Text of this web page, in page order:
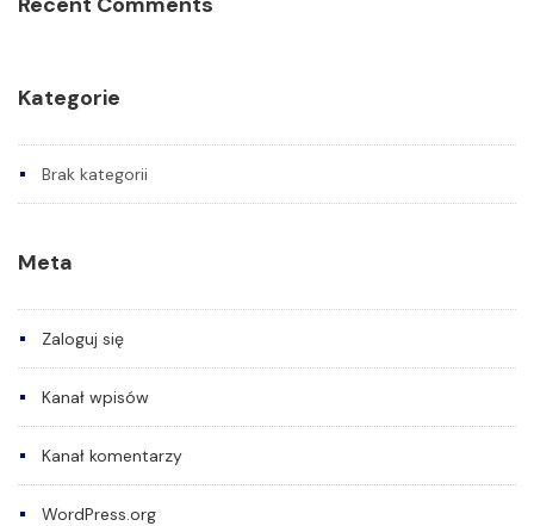
Kategorie
Brak kategorii
Meta
Zaloguj się
Kanał wpisów
Kanał komentarzy
WordPress.org